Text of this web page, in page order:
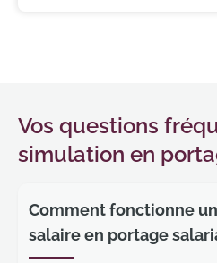
Vos questions
simulation en
Comment fonctionne
salaire en portage